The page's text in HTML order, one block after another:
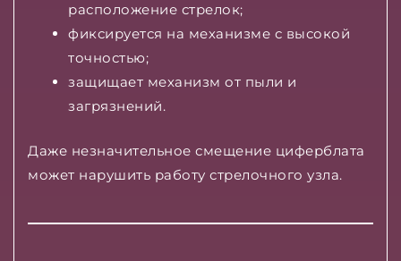
расположение стрелок;
фиксируется на механизме с высокой
точностью;
защищает механизм от пыли и
загрязнений.
Даже незначительное смещение циферблата
может нарушить работу стрелочного узла.